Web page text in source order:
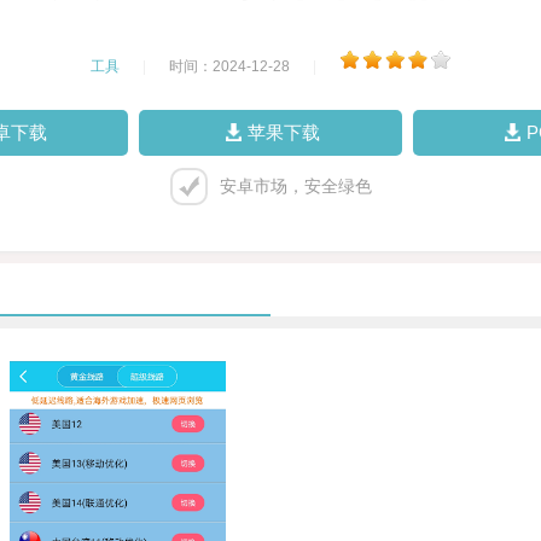
工具 时间：2024-12-28
下载 苹果下载
安卓市场，安全绿色